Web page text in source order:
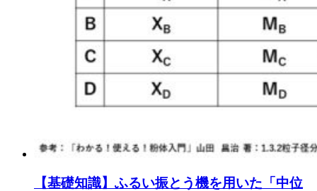
【基礎知識】ふるい振とう機を用いた「中位